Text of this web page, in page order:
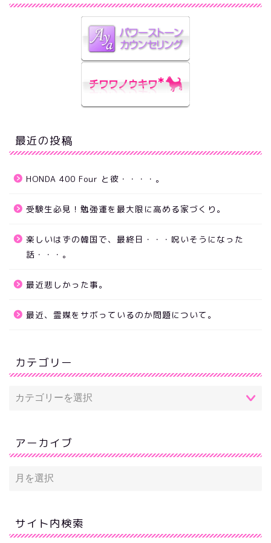
最近の投稿
HONDA 400 Four と彼・・・・。
受験生必見！勉強運を最大限に高める家づくり。
楽しいはずの韓国で、最終日・・・呪いそうになった
話・・・。
最近悲しかった事。
最近、霊媒をサボっているのか問題について。
カテゴリー
アーカイブ
サイト内検索